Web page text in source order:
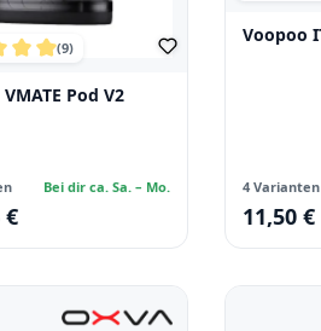
(9)
Pod V2
Bei dir ca. Sa. – Mo.
€
Voopoo
4 Varianten
Regulärer
11,50 €